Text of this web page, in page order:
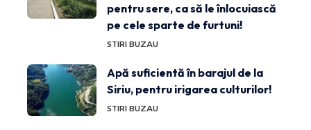
pentru sere, ca să le înlocuiască
pe cele sparte de furtuni!
STIRI BUZAU
Apă suficientă în barajul de la
Siriu, pentru irigarea culturilor!
STIRI BUZAU